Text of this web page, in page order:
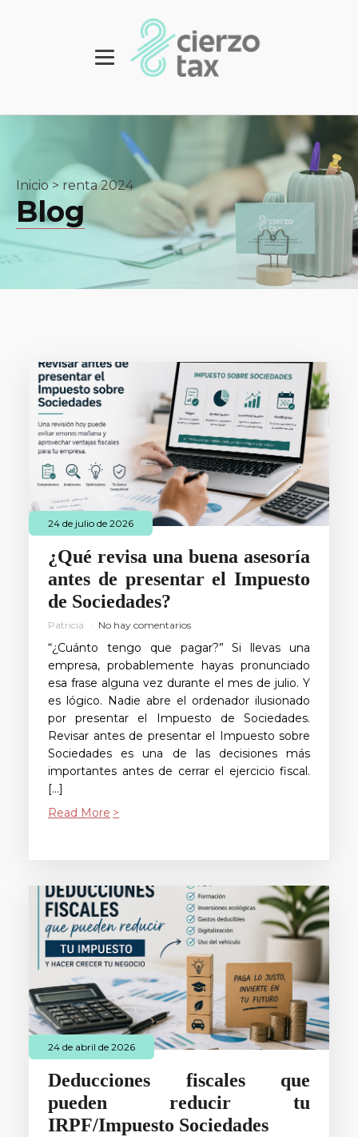
Inicio> renta 2024
Blog
24 de julio de 2026
¿Qué revisa una buena asesoría
antes de presentar el Impuesto
de Sociedades?
Patricia No hay comentarios
“¿Cuánto tengo que pagar?” Si llevas una
empresa, probablemente hayas pronunciado
esa frase alguna vez durante el mes de julio. Y
es lógico. Nadie abre el ordenador ilusionado
por presentar el Impuesto de Sociedades.
Revisar antes de presentar el Impuesto sobre
Sociedades es una de las decisiones más
importantes antes de cerrar el ejercicio fiscal.
[…]
Read More
24 de abril de 2026
Deducciones fiscales que
pueden reducir tu
IRPF/Impuesto Sociedades